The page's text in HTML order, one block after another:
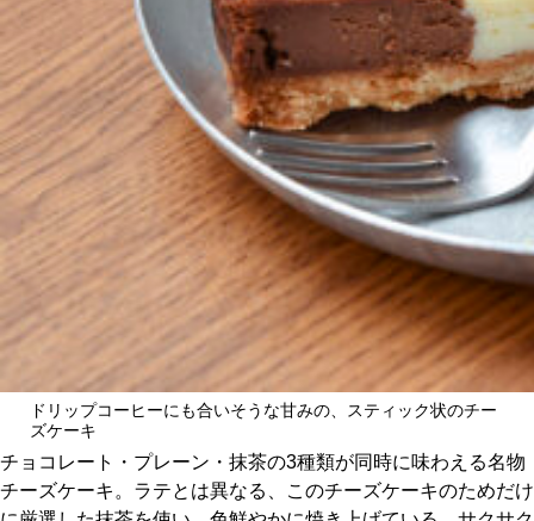
ドリップコーヒーにも合いそうな甘みの、スティック状のチー
ズケーキ
チョコレート・プレーン・抹茶の3種類が同時に味わえる名物
チーズケーキ。ラテとは異なる、このチーズケーキのためだけ